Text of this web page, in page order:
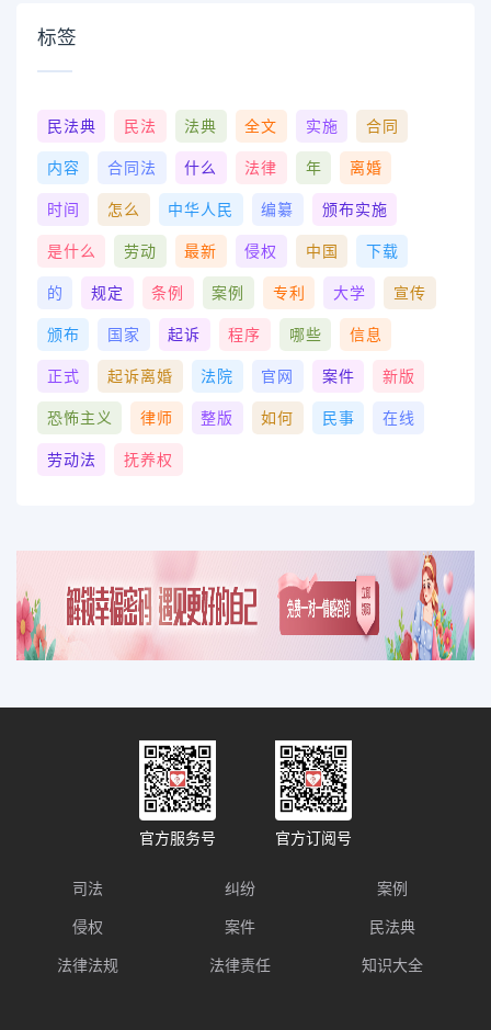
标签
民法典 民法 法典 全文 实施 合同
内容 合同法 什么 法律 年 离婚
时间 怎么 中华人民 编纂 颁布实施
是什么 劳动 最新 侵权 中国 下载
的 规定 条例 案例 专利 大学 宣传
颁布 国家 起诉 程序 哪些 信息
正式 起诉离婚 法院 官网 案件 新版
恐怖主义 律师 整版 如何 民事 在线
劳动法 抚养权
官方服务号 官方订阅号
司法 纠纷 案例
侵权 案件 民法典
法律法规 法律责任 知识大全